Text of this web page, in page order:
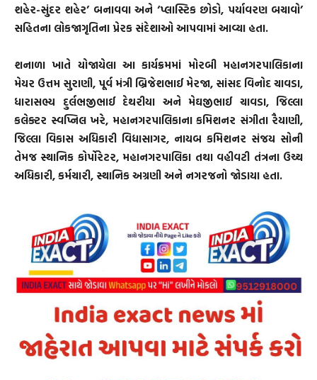
શહેર-સુંદર શહેર’ બનાવવા અને ‘પ્લાસ્ટિક છોડો, પર્યાવરણ બચાવો’
સહિતના લોકજાગૃતિના પ્રેરક સંદેશાઓ આપવામાં આવ્યા હતા.
શનાળા ખાતે યોજાયેલા આ કાર્યક્રમમાં મોરબી મહાનગરપાલિકાના
મેયર ઉત્તમ સુરાણી, પૂર્વ મંત્રી બ્રિજેશભાઈ મેરજા, સાંસદ વિનોદ ચાવડા,
ધારાસભ્ય દુર્લભજીભાઈ દેથરીયા અને મેઘજીભાઈ ચાવડા, જિલ્લા
કલેક્ટર સ્વપ્નિલ ખરે, મહાનગરપાલિકાના કમિશનર સંગીતા રૈયાણી,
જિલ્લા વિકાસ અધિકારી વિદ્યાસાગર, નાયબ કમિશનર સંજય સોની
તેમજ સ્થાનિક કોર્પોરેટર, મહાનગરપાલિકા તથા વહીવટી તંત્રના ઉચ્ચ
અધિકારી, કર્મચારી, સ્થાનિક અગ્રણી અને નગરજનો જોડાયા હતા.